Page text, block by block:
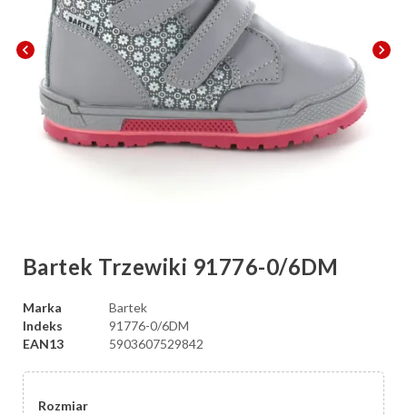
chevron_left chevron_right
Bartek Trzewiki 91776-0/6DM
Marka
Bartek
Indeks
91776-0/6DM
EAN13
5903607529842
Rozmiar